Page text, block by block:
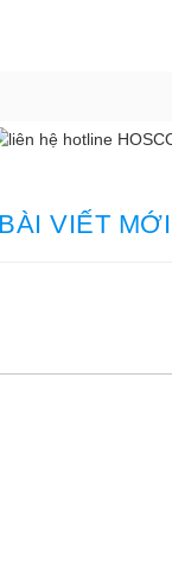
BÀI VIẾT MỚI